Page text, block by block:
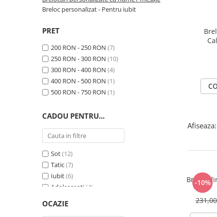
Breloc personalizat - Pentru iubit
PRET
200 RON - 250 RON (7)
250 RON - 300 RON (10)
300 RON - 400 RON (4)
400 RON - 500 RON (1)
500 RON - 750 RON (1)
CADOU PENTRU...
Sot(12)
Tatic(7)
Iubit(6)
Adolescenti (4)
Sora(3)
OCAZIE
Afiseaza:
-10%
Breloc